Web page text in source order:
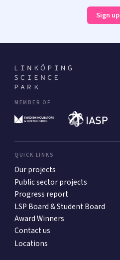
Sign up
MEMBER OF
QUICK LINKS
Our projects
Public sector projects
Progress report
LSP Board & Student Board
Award Winners
Contact us
Locations